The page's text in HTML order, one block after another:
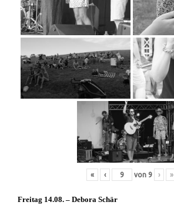
« ‹ von 9 › »
Freitag 14.08. – Debora Schär